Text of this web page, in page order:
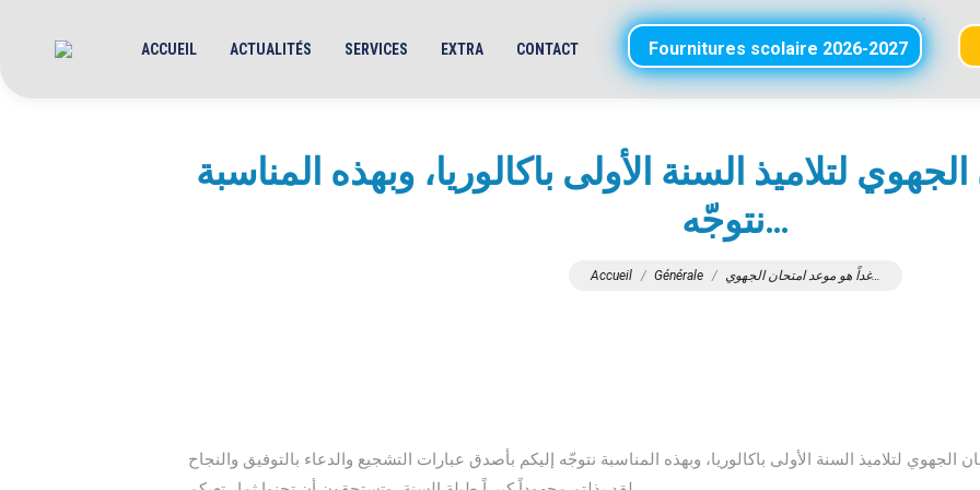
ACCUEIL ACTUALITÉS SERVICES EXTRA CONTACT Fournitures scolaire 2026-2027
.
لتلاميذ السنة الأولى باكالوريا، وبهذه المناسبة
نتوجّه…
Accueil Générale غداً هو موعد امتحان الجهوي…